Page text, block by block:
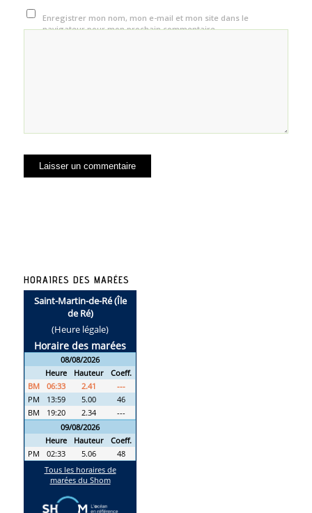
Enregistrer mon nom, mon e-mail et mon site dans le
navigateur pour mon prochain commentaire.
HORAIRES DES MARÉES